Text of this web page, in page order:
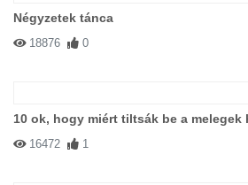
Négyzetek tánca
18876 0
10 ok, hogy miért tiltsák be a melegek
16472 1